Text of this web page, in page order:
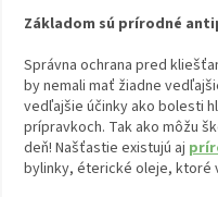
Základom sú prírodné
Správna ochrana pred
by nemali mať žiadne
vedľajšie účinky ako bolesti
prípravkoch. Tak ako môžu
deň! Našťastie existujú aj
bylinky, éterické oleje, ktoré